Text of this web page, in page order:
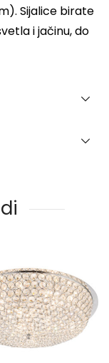
Sijalice birate
i jačinu, do